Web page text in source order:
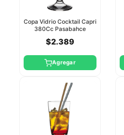
Copa Vidrio Cocktail Capri
380Cc Pasabahce
$2.389
Agregar